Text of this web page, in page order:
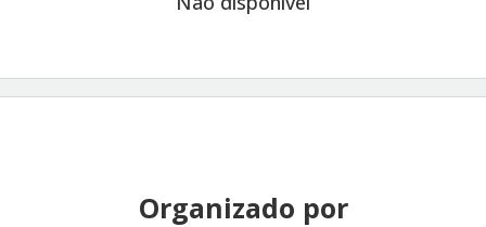
Organizado por